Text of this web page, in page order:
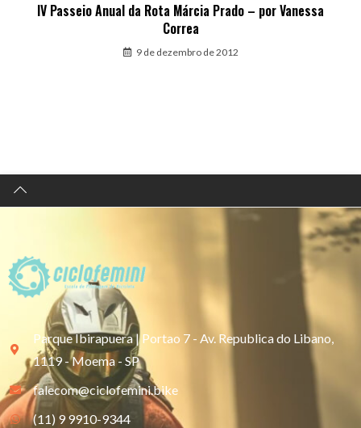
IV Passeio Anual da Rota Márcia Prado – por Vanessa
Correa
9 de dezembro de 2012
Parque Ibirapuera | Portao 7 - Av. Republica do Libano,
1119 - Moema - SP
falecom@ciclofemini.bike
(11) 9 9910-9344